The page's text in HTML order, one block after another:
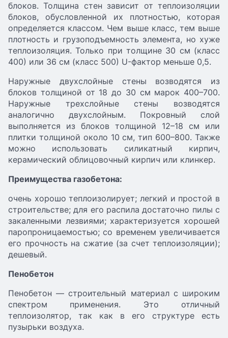
блоков. Толщина стен зависит от теплоизоляции
блоков, обусловленной их плотностью, которая
определяется классом. Чем выше класс, тем выше
плотность и грузоподъемность элемента, но хуже
теплоизоляция. Только при толщине 30 см (класс
400) или 36 см (класс 500) U-фактор меньше 0,5.
Наружные двухслойные стены возводятся из
блоков толщиной от 18 до 30 см марок 400–700.
Наружные трехслойные стены возводятся
аналогично двухслойным. Покровный слой
выполняется из блоков толщиной 12–18 см или
плитки толщиной около 10 см, тип 600–800. Также
можно использовать силикатный кирпич,
керамический облицовочный кирпич или клинкер.
Преимущества газобетона:
очень хорошо теплоизолирует; легкий и простой в
строительстве; для его распила достаточно пилы с
закаленными лезвиями; характеризуется хорошей
паропроницаемостью; со временем увеличивается
его прочность на сжатие (за счет теплоизоляции);
дешевый.
Пенобетон
Пенобетон — строительный материал с широким
спектром применения. Это отличный
теплоизолятор, так как в его структуре есть
пузырьки воздуха.